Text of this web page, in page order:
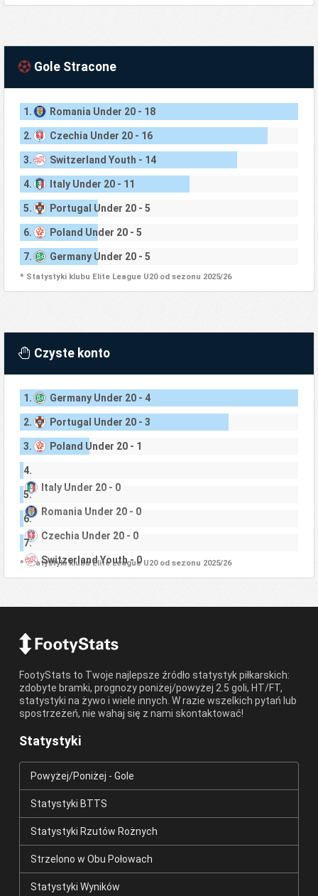
Gole Stracone
1. Romania Under 20 - 18
2. Czechia Under 20 - 16
3. Switzerland Youth - 14
4. Italy Under 20 - 11
5. Portugal Under 20 - 5
6. Poland Under 20 - 5
7. Germany Under 20 - 5
* Statystyki klubu Elite League U20 od sezonu 2025/26
Czyste konto
1. Germany Under 20 - 4
2. Portugal Under 20 - 3
3. Poland Under 20 - 1
4.
Italy Under 20 - 0
5.
Romania Under 20 - 0
6.
Czechia Under 20 - 0
7.
Switzerland Youth - 0
* Statystyki klubu Elite League U20 od sezonu 2025/26
FootyStats to Twoje najlepsze źródło statystyk piłkarskich:
zdobyte bramki, prognozy poniżej/powyżej 2.5 goli, HT/FT,
statystyki na żywo i wiele innych. W razie wszelkich pytań lub
spostrzeżeń, nie wahaj się z nami skontaktować!
Statystyki
Powyżej/Poniżej - Gole
Statystyki BTTS
Statystyki Rzutów Rożnych
Strzelono w Obu Połowach
Statystyki Wyników